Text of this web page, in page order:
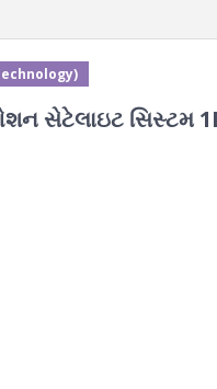
સેટેલાઇટ સિસ્ટમ